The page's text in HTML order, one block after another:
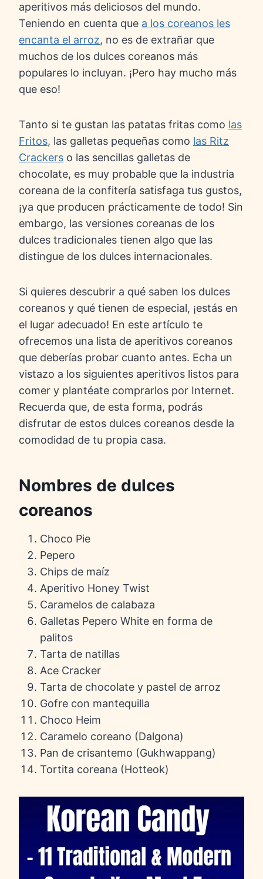
aperitivos más deliciosos del mundo.
Teniendo en cuenta que a los coreanos les
encanta el arroz, no es de extrañar que
muchos de los dulces coreanos más
populares lo incluyan. ¡Pero hay mucho más
que eso!
Tanto si te gustan las patatas fritas como las
Fritos, las galletas pequeñas como las Ritz
Crackers o las sencillas galletas de
chocolate, es muy probable que la industria
coreana de la confitería satisfaga tus gustos,
¡ya que producen prácticamente de todo! Sin
embargo, las versiones coreanas de los
dulces tradicionales tienen algo que las
distingue de los dulces internacionales.
Si quieres descubrir a qué saben los dulces
coreanos y qué tienen de especial, ¡estás en
el lugar adecuado! En este artículo te
ofrecemos una lista de aperitivos coreanos
que deberías probar cuanto antes. Echa un
vistazo a los siguientes aperitivos listos para
comer y plantéate comprarlos por Internet.
Recuerda que, de esta forma, podrás
disfrutar de estos dulces coreanos desde la
comodidad de tu propia casa.
Nombres de dulces
coreanos
Choco Pie
Pepero
Chips de maíz
Aperitivo Honey Twist
Caramelos de calabaza
Galletas Pepero White en forma de
palitos
Tarta de natillas
Ace Cracker
Tarta de chocolate y pastel de arroz
Gofre con mantequilla
Choco Heim
Caramelo coreano (Dalgona)
Pan de crisantemo (Gukhwappang)
Tortita coreana (Hotteok)